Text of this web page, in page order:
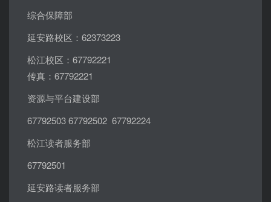
综合保障部
延安路校区：62373223
松江校区：67792221
传真：67792221
资源与平台建设部
67792503 67792502 67792224
松江读者服务部
67792501
延安路读者服务部